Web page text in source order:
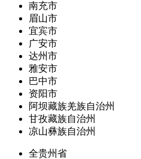
南充市
眉山市
宜宾市
广安市
达州市
雅安市
巴中市
资阳市
阿坝藏族羌族自治州
甘孜藏族自治州
凉山彝族自治州
全贵州省